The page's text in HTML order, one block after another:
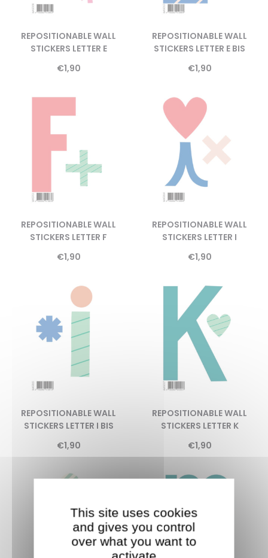
REPOSITIONABLE WALL
STICKERS LETTER E
€1,90
REPOSITIONABLE WALL
STICKERS LETTER E BIS
€1,90
REPOSITIONABLE WALL
STICKERS LETTER F
€1,90
REPOSITIONABLE WALL
STICKERS LETTER I
€1,90
REPOSITIONABLE WALL
STICKERS LETTER I BIS
€1,90
REPOSITIONABLE WALL
STICKERS LETTER K
€1,90
This site uses cookies
and gives you control
over what you want to